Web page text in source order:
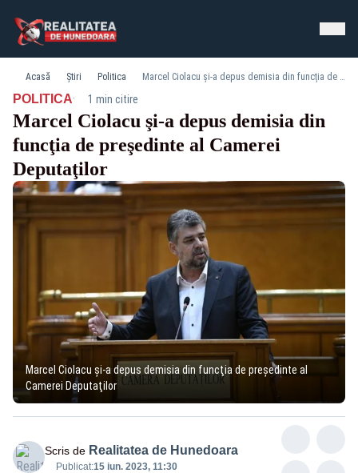
Acasă Știri Politica Marcel Ciolacu şi-a depus demisia din funcţia de preşedinte al Camerei Deputaţilor
POLITICA· 1 min citire
Marcel Ciolacu şi-a depus demisia din
funcţia de preşedinte al Camerei
Deputaţilor
Marcel Ciolacu şi-a depus demisia din funcţia de preşedinte al
Camerei Deputaţilor
Scris de Realitatea de Hunedoara
Publicat:15 iun. 2023, 11:30